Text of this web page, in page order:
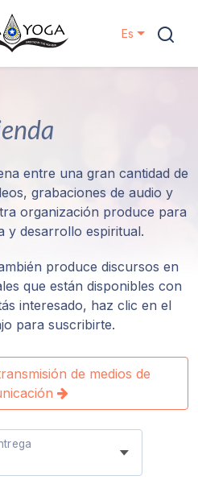
Es
entre una gran cantidad de
grabaciones de audio y
organización produce para
y desarrollo espiritual.
produce discursos en
que están disponibles con
interesado, haz clic en el
para suscribirte.
de medios de